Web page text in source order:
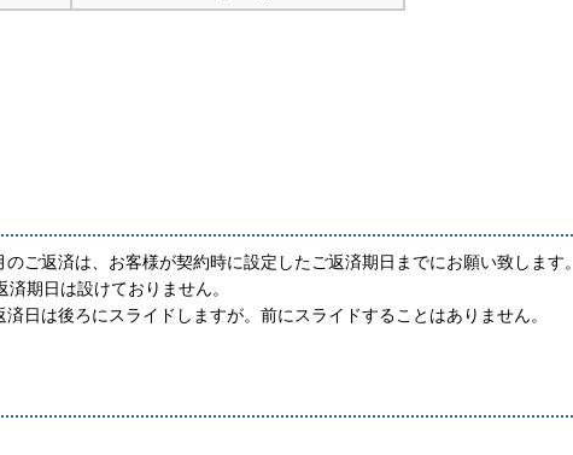
ご返済は、お客様が契約時に設定したご返済期日までにお願い致します。
期日は設けておりません。
日は後ろにスライドしますが。前にスライドすることはありません。